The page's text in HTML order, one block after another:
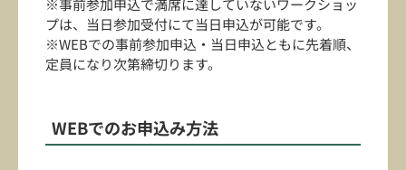
※事前参加申込で満席に達していないワークショッ
プは、当日参加受付にて当日申込が可能です。
※WEBでの事前参加申込・当日申込ともに先着順、
定員になり次第締切ります。
WEBでのお申込み方法